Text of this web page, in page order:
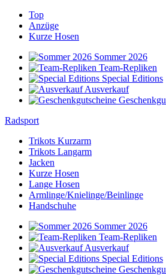
Top
Anzüge
Kurze Hosen
Sommer 2026
Team-Repliken
Special Editions
Ausverkauf
Radsport
Trikots Kurzarm
Trikots Langarm
Jacken
Kurze Hosen
Lange Hosen
Armlinge/Knielinge/Beinlinge
Handschuhe
Sommer 2026
Team-Repliken
Ausverkauf
Special Editions